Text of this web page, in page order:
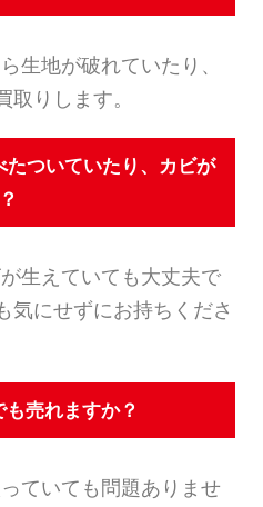
生地が破れていたり、
りします。
ついていたり、カビが
生えていても大丈夫で
気にせずにお持ちくださ
売れますか？
ていても問題ありませ